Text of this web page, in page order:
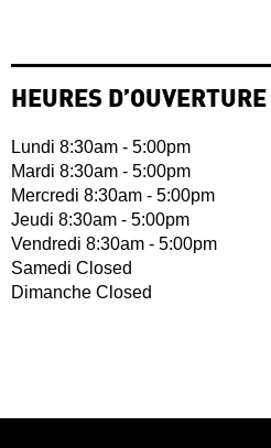
HEURES D’OUVERTURE
Lundi 8:30am - 5:00pm
Mardi 8:30am - 5:00pm
Mercredi 8:30am - 5:00pm
Jeudi 8:30am - 5:00pm
Vendredi 8:30am - 5:00pm
Samedi Closed
Dimanche Closed